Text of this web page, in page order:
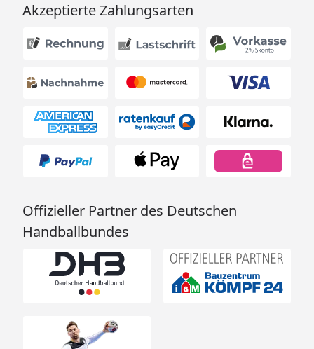
Akzeptierte Zahlungsarten
Offizieller Partner des Deutschen
Handballbundes